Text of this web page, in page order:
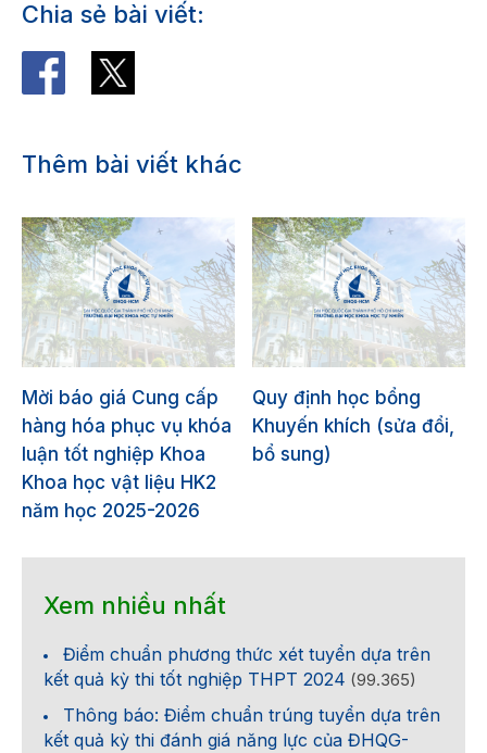
Chia sẻ bài viết:
Thêm bài viết khác
Mời báo giá Cung cấp
hàng hóa phục vụ khóa
luận tốt nghiệp Khoa
Khoa học vật liệu HK2
năm học 2025-2026
Quy định học bổng
Khuyến khích (sửa đổi,
bổ sung)
Xem nhiều nhất
Điểm chuẩn phương thức xét tuyển dựa trên
kết quả kỳ thi tốt nghiệp THPT 2024 (99.365)
Thông báo: Điểm chuẩn trúng tuyển dựa trên
kết quả kỳ thi đánh giá năng lực của ĐHQG-